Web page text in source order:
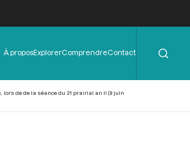
Menu
de
À proposExplorerComprendreContact
de de la séance du 21 prairial an II (9 juin